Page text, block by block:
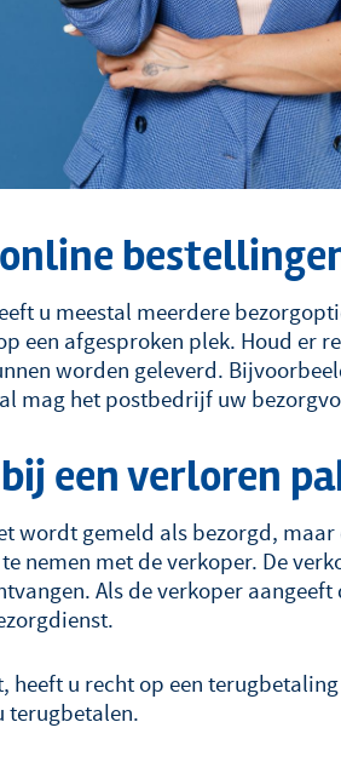
u meestal meerdere
een afgesproken plek. Houd er
worden geleverd.
mag het postbedrijf uw
een verloren
wordt gemeld als bezorgd,
nemen met de verkoper. De
Als de verkoper
heeft u recht op een
terugbetalen.